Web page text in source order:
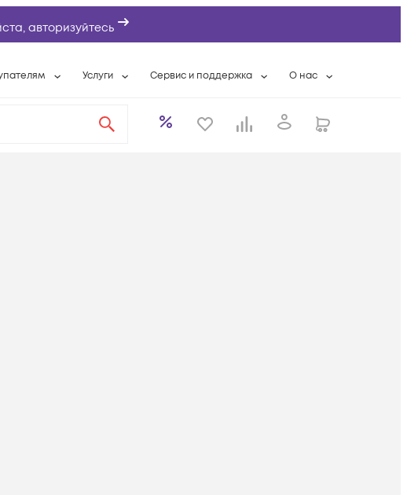
авторизуйтесь
Услуги
Расширенная гарантия
Сервис и поддержка
Разовые выездные работы
О нас
Контактная